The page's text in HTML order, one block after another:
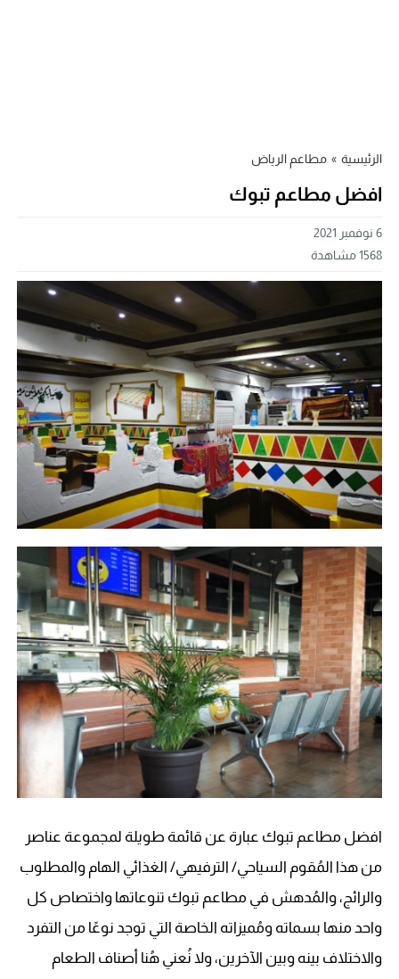
الرئيسية » مطاعم الرياض
افضل مطاعم تبوك
6 نوفمبر 2021
1568مشاهدة
افضل مطاعم تبوك عبارة عن قائمة طويلة لمجموعة عناصر
من هذا المُقوم السياحي/ الترفيهي/ الغذائي الهام والمطلوب
والرائج، والمُدهش في مطاعم تبوك تنوعاتها واختصاص كل
واحد منها بسماته ومُميزاته الخاصة التي توجد نوعًا من التفرد
والاختلاف بينه وبين الآخرين، ولا نُعني هُنا أصناف الطعام